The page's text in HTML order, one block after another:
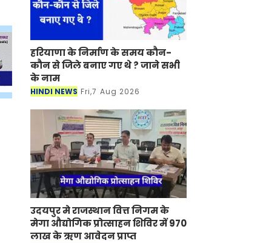
हरियाणा के निर्माण के समय कौन-
कौन से जिले बनाए गए थे ? जाने सभी
के नाम
HINDI NEWS Fri,7 Aug 2026
उदयपुर मे राजस्थान वित्त निगम के
मेगा औद्योगिक प्रोत्साहन शिविर में 970
लाख के ऋण आवेदन प्राप्त